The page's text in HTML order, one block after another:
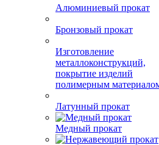
Знаки дорожные
Пожарно-техническое
Алюминиевый прокат
Бронзовый прокат
Изготовление
металлоконструкций,
покрытие изделий
полимерным материалом